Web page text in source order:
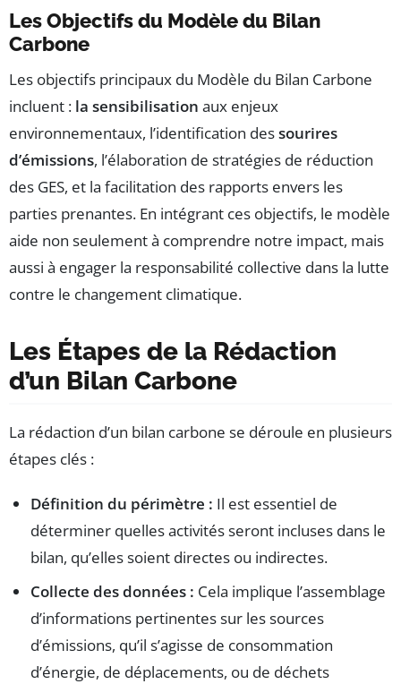
Les Objectifs du Modèle du Bilan
Carbone
Les objectifs principaux du Modèle du Bilan Carbone
incluent : la sensibilisation aux enjeux
environnementaux, l’identification dessourires
d’émissions, l’élaboration de stratégies de réduction
des GES, et la facilitation des rapports envers les
parties prenantes. En intégrant ces objectifs, le modèle
aide non seulement à comprendre notre impact, mais
aussi à engager la responsabilité collective dans la lutte
contre le changement climatique.
Les Étapes de la Rédaction
d’un Bilan Carbone
La rédaction d’un bilan carbone se déroule en plusieurs
étapes clés :
Définition du périmètre : Il est essentiel de
déterminer quelles activités seront incluses dans le
bilan, qu’elles soient directes ou indirectes.
Collecte des données : Cela implique l’assemblage
d’informations pertinentes sur les sources
d’émissions, qu’il s’agisse de consommation
d’énergie, de déplacements, ou de déchets